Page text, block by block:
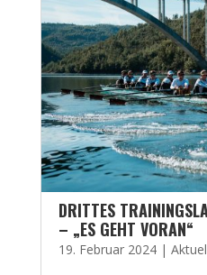
DRITTES
– „ES GEHT VORAN“
19. Februar 2024|